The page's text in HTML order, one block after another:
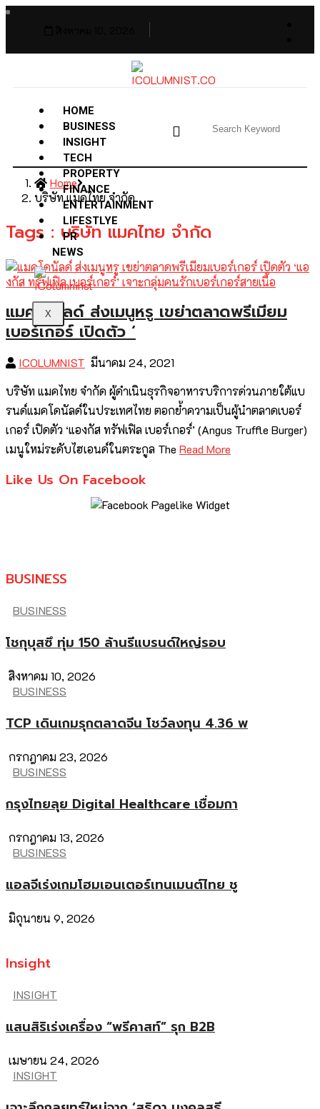
HOME
BUSINESS
INSIGHT
TECH
PROPERTY
FINANCE
ENTERTAINMENT
LIFESTLYE
PR
NEWS
X
Home
บริษัท แมคไทย จำกัด
Tags : บริษัท แมคไทย จำกัด
แมคโดนัลด์ ส่งเมนูหรู เขย่าตลาดพรีเมียม
เบอร์เกอร์ เปิดตัว ‘
ICOLUMNIST มีนาคม 24, 2021
บริษัท แมคไทย จำกัด ผู้ดำเนินธุรกิจอาหารบริการด่วนภายใต้แบ
รนด์แมคโดนัลด์ในประเทศไทย ตอกย้ำความเป็นผู้นำตลาดเบอร์
เกอร์ เปิดตัว ‘แองกัส ทรัฟเฟิล เบอร์เกอร์’ (Angus Truffle Burger)
เมนูใหม่ระดับไฮเอนด์ในตระกูล The Read More
Like Us On Facebook
BUSINESS
BUSINESS
โชกุบุสซึ ทุ่ม 150 ล้านรีแบรนด์ใหญ่รอบ
สิงหาคม 10, 2026
BUSINESS
TCP เดินเกมรุกตลาดจีน โชว์ลงทุน 4.36 พ
กรกฎาคม 23, 2026
BUSINESS
กรุงไทยลุย Digital Healthcare เชื่อมกา
กรกฎาคม 13, 2026
BUSINESS
แอลจีเร่งเกมโฮมเอนเตอร์เทนเมนต์ไทย ชู
มิถุนายน 9, 2026
Insight
INSIGHT
แสนสิริเร่งเครื่อง “พรีคาสท์” รุก B2B
เมษายน 24, 2026
INSIGHT